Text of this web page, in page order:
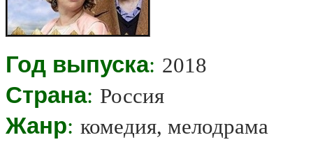
Год выпуска: 2018
Страна: Россия
Жанр: комедия, мелодрама